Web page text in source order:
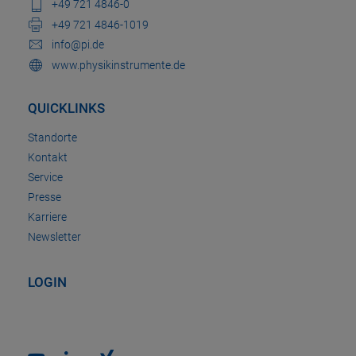
+49 721 4846-0
+49 721 4846-1019
info@pi.de
www.physikinstrumente.de
QUICKLINKS
Standorte
Kontakt
Service
Presse
Karriere
Newsletter
LOGIN